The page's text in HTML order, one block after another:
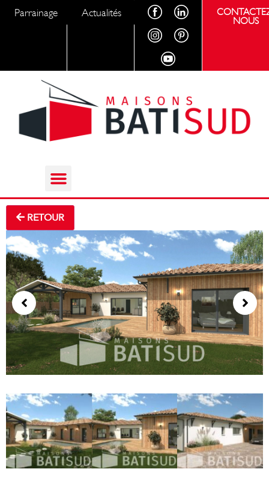
Parrainage Actualités
NOUS
RETOUR